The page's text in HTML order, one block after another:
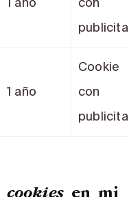
1 año
con
1 año
Cookie
con